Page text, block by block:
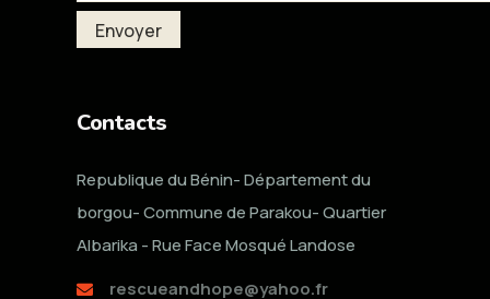
Contacts
Republique du Bénin- Département du
borgou- Commune de Parakou- Quartier
Albarika - Rue Face Mosqué Landose
rescueandhope@yahoo.fr